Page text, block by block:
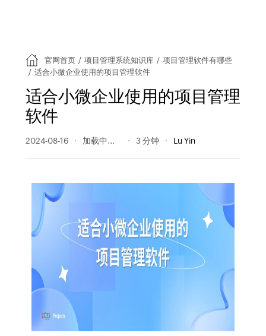
官网首页 / 项目管理系统知识库 / 项目管理软件有哪些
/ 适合小微企业使用的项目管理软件
适合小微企业使用的项目管理
软件
2024-08-16 191 阅读量 3 分钟 Lu Yin